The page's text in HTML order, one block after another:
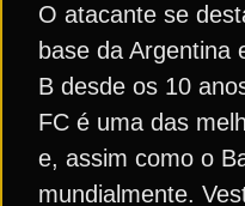
O atacante se
base da Argentina
B desde os 10
FC é uma das
e, assim como o
mundialmente.